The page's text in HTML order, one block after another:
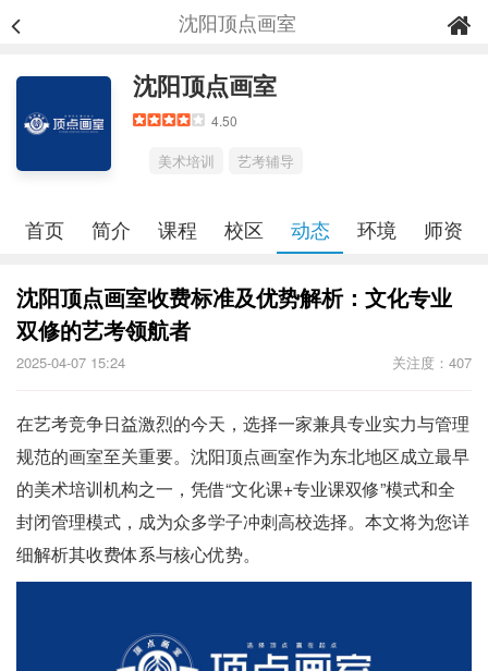
沈阳顶点画室
沈阳顶点画室
4.50
美术培训 艺考辅导
首页 简介 课程 校区 动态 环境 师资
沈阳顶点画室收费标准及优势解析：文化专业
双修的艺考领航者
2025-04-07 15:24 关注度：407
在艺考竞争日益激烈的今天，选择一家兼具专业实力与管理
规范的画室至关重要。沈阳顶点画室作为东北地区成立最早
的美术培训机构之一，凭借“文化课+专业课双修”模式和全
封闭管理模式，成为众多学子冲刺高校选择。本文将为您详
细解析其收费体系与核心优势。